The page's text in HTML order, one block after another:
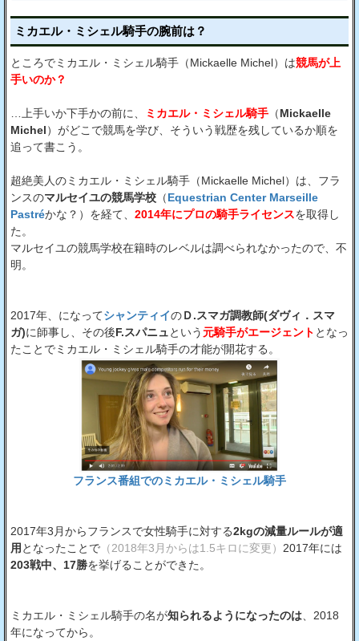
ミカエル・ミシェル騎手の腕前は？
ところでミカエル・ミシェル騎手（Mickaelle Michel）は競馬が上
手いのか？
…上手いか下手かの前に、 ミカエル・ミシェル騎手 （Mickaelle
Michel）がどこで競馬を学び、そういう戦歴を残しているか順を
追って書こう。
超絶美人のミカエル・ミシェル騎手（Mickaelle Michel）は、フラ
ンスのマルセイユの競馬学校 （Equestrian Center Marseille
Pastréかな？）を経て、 2014年にプロの騎手ライセンスを取得し
た。
マルセイユの競馬学校在籍時のレベルは調べられなかったので、不
明。
2017年、になってシャンティイのＤ.スマガ調教師(ダヴィ．スマ
ガ)に師事し、その後F.スパニュという 元騎手がエージェント となっ
たことでミカエル・ミシェル騎手の才能が開花する。
フランス番組でのミカエル・ミシェル騎手
2017年3月からフランスで女性騎手に対する2kgの減量ルールが適
用 となったことで （2018年3月からは1.5キロに変更） 2017年には
203戦中、17勝を挙げることができた。
ミカエル・ミシェル騎手の名が知られるようになったのは 、2018
年になってから。